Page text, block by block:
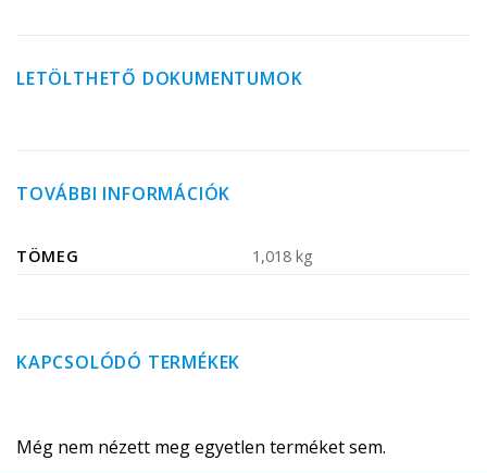
LETÖLTHETŐ DOKUMENTUMOK
TOVÁBBI INFORMÁCIÓK
TÖMEG 1,018 kg
KAPCSOLÓDÓ TERMÉKEK
Még nem nézett meg egyetlen terméket sem.